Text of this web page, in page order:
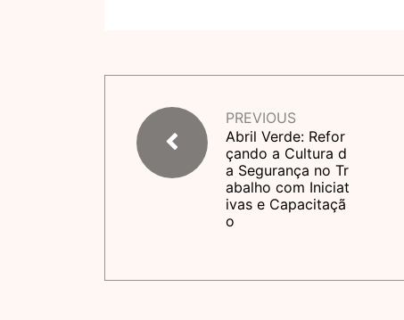
PREVIOUS
Abril Verde: Refor
çando a Cultura d
a Segurança no Tr
abalho com Iniciat
ivas e Capacitaçã
o